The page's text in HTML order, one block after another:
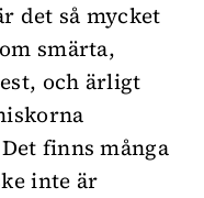
det så mycket
smärta,
och ärligt
finns många
inte är